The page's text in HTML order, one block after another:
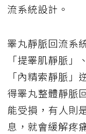
流系統設計。
睪丸靜脈回流系
「提睪肌靜脈
「內精索靜脈
得睪丸整體靜脈
能受損，有人則
息，就會緩解疼